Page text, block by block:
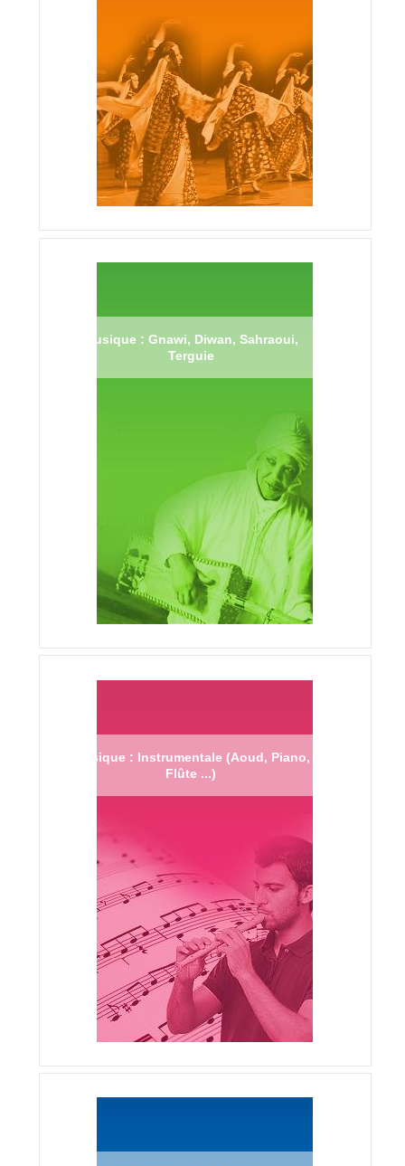
Musique : Gnawi, Diwan, Sahraoui,
Terguie
Musique : Instrumentale (Aoud, Piano,
Flûte ...)